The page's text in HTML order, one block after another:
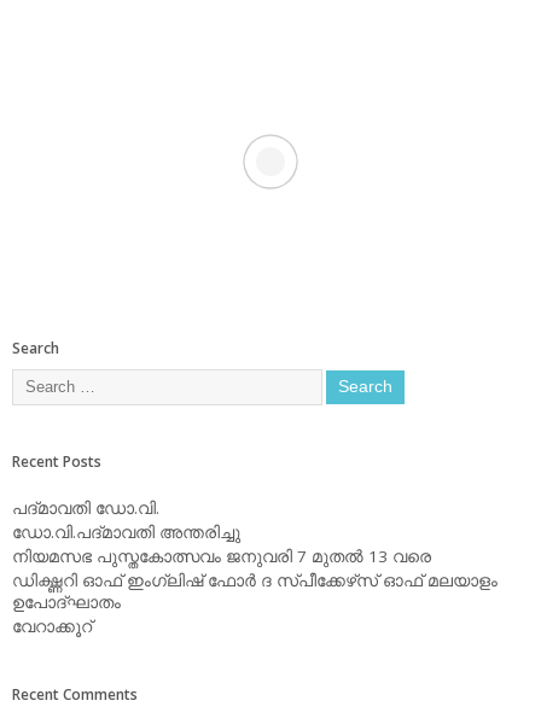
Search
Recent Posts
പദ്മാവതി ഡോ.വി.
ഡോ.വി.പദ്മാവതി അന്തരിച്ചു
നിയമസഭ പുസ്തകോത്സവം ജനുവരി 7 മുതല്‍ 13 വരെ
ഡിക്ഷ്ണറി ഓഫ് ഇംഗ്ലിഷ് ഫോര്‍ ദ സ്പീക്കേഴ്‌സ് ഓഫ് മലയാളം
ഉപോദ്ഘാതം
വേറാക്കൂറ്
Recent Comments